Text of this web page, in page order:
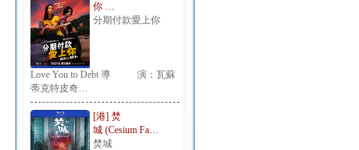
你 …
分期付款愛上你
Love You to Debt 導 演：瓦蘇
蒂克特皮奇…
[港] 焚
城 (Cesium Fa…
焚城